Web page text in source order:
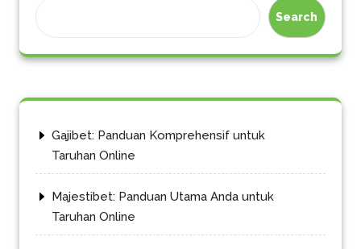
Search
Gajibet: Panduan Komprehensif untuk
Taruhan Online
Majestibet: Panduan Utama Anda untuk
Taruhan Online